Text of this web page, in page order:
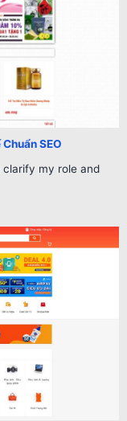
SEO
my role and